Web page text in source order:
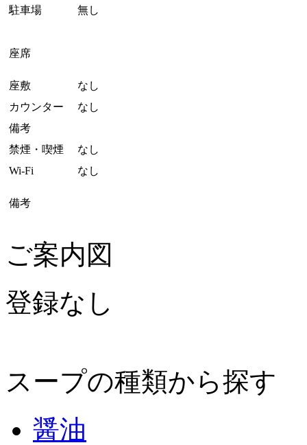
駐車場 無し
座席
座敷
なし
カウンター
なし
備考
禁煙・喫煙
なし
Wi-Fi
なし
備考
ご案内図
登録なし
スープの種類から探す
醤油